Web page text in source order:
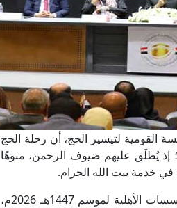
القومية لتيسير الحج، أن رحلة الحج
إذ يُطلَق عليهم ضيوف الرحمن، منوهًا
خدمة بيت الله الحرام.
جاء ذلك خلال كلمة فضيلته في البرنامج التدريبي لمشرفي رحلة حج المؤسسات الأهلية لموسم 1447هـ 2026م،